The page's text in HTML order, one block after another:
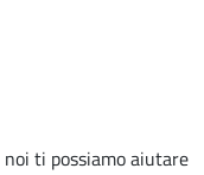
ti possiamo aiutare